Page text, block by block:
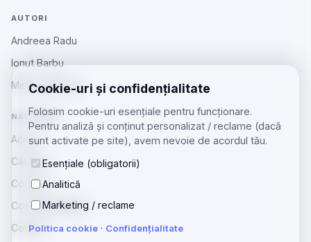
Cookie-uri și confidențialitate
Folosim cookie-uri esențiale pentru funcționare.
Pentru analiză și conținut personalizat / reclame (dacă
sunt activate pe site), avem nevoie de acordul tău.
Esențiale (obligatorii)
Analitică
Marketing / reclame
Politica cookie · Confidențialitate
AUTORI
Andreea Radu
Ionut Barbu
Mircea Aiftincăi
NAVIGARE
Acasă
Căutare
Contact
Confidențialitate
Cookie